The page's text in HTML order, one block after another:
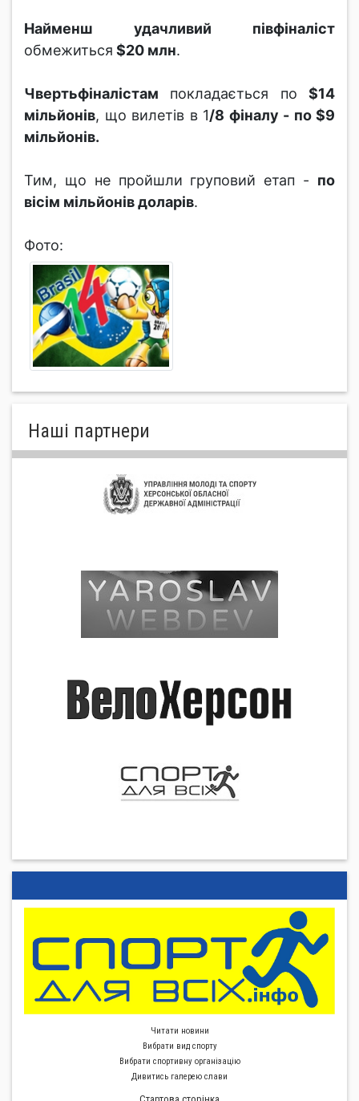
Найменш удачливий півфіналіст
обмежиться $20 млн.
Чвертьфіналістам покладається по $14
мільйонів, що вилетів в 1/8 фіналу - по $9
мільйонів.
Тим, що не пройшли груповий етап - по
вісім мільйонів доларів.
Фото:
Нашi партнери
Читати новини
Вибрати вид спорту
Вибрати спортивну органiзацiю
Дивитись галерею слави